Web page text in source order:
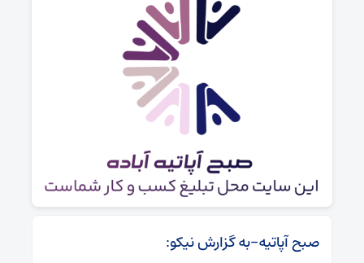
صبح آپاتیه-به گزارش نیکو: